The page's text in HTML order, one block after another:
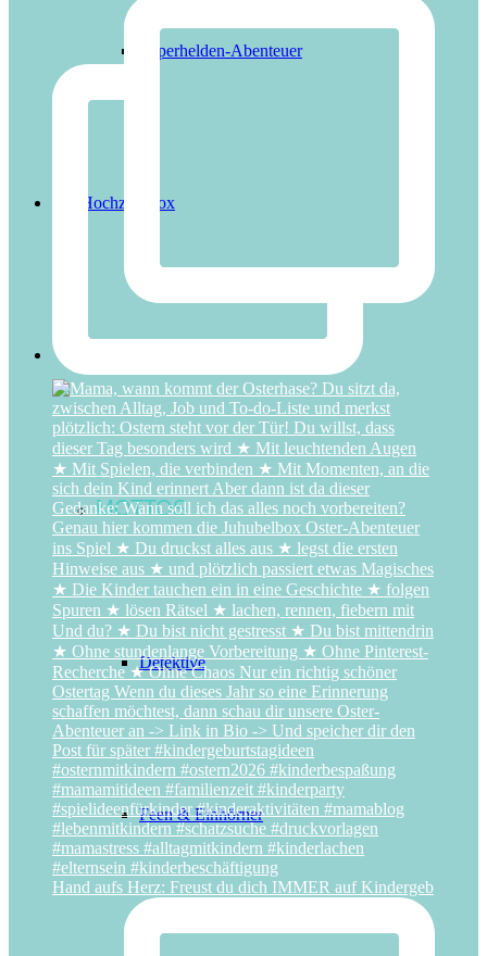
Superhelden-Abenteuer
Hochzeitsbox
MOTTOS
Detektive
Feen & Einhörner
Hand aufs Herz: Freust du dich IMMER auf Kindergeb